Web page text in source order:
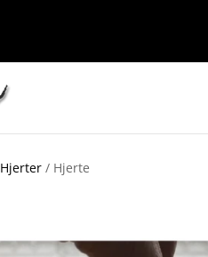
Hjerter / Hjerte